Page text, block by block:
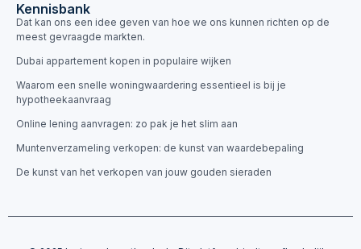
Kennisbank
Dat kan ons een idee geven van hoe we ons kunnen richten op de
meest gevraagde markten.
Dubai appartement kopen in populaire wijken
Waarom een snelle woningwaardering essentieel is bij je
hypotheekaanvraag
Online lening aanvragen: zo pak je het slim aan
Muntenverzameling verkopen: de kunst van waardebepaling
De kunst van het verkopen van jouw gouden sieraden